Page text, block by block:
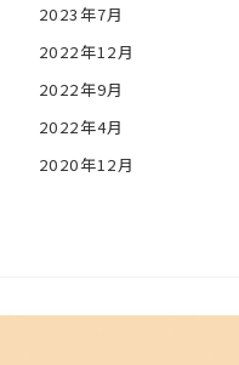
2023年7月
2022年12月
2022年9月
2022年4月
2020年12月